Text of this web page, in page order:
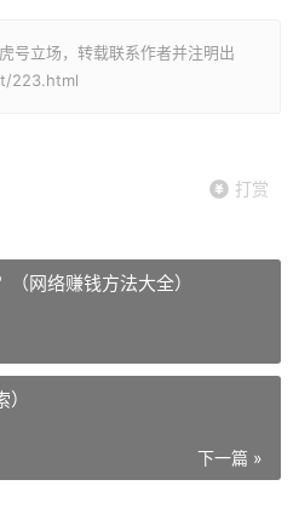
号立场，转载联系作者并注明出
223.html
打赏
网络赚钱方法大全）
下一篇 »